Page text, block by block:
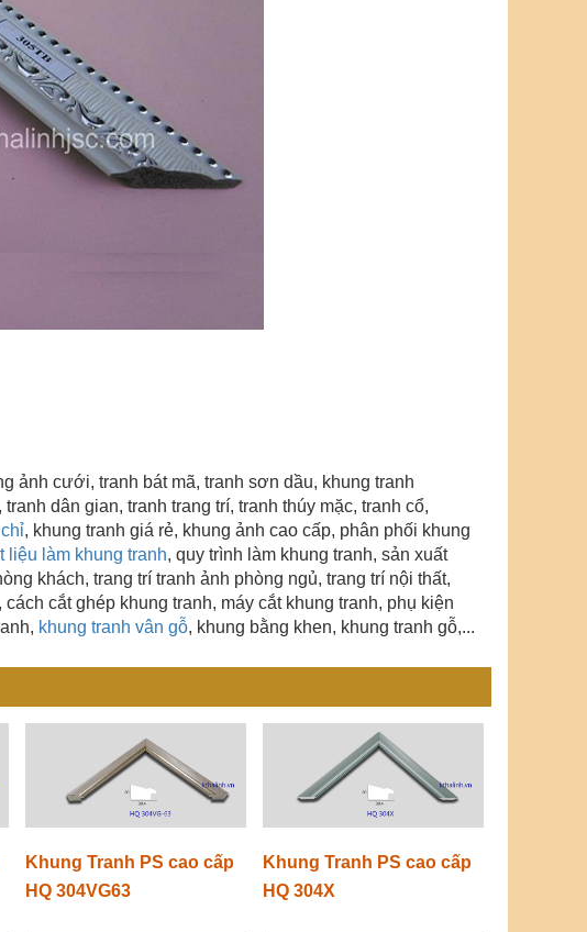
ảnh cưới, tranh bát mã, tranh sơn dầu, khung tranh
dân gian, tranh trang trí, tranh thúy mặc, tranh cổ,
, khung tranh giá rẻ, khung ảnh cao cấp, phân phối khung
liệu làm khung tranh, quy trình làm khung tranh, sản xuất
khách, trang trí tranh ảnh phòng ngủ, trang trí nội thất,
cắt ghép khung tranh, máy cắt khung tranh, phụ kiện
khung tranh vân gỗ, khung bằng khen, khung tranh gỗ,...
Khung Tranh PS cao cấp
HQ 304VG63
Khung Tranh PS cao cấp
HQ 304X